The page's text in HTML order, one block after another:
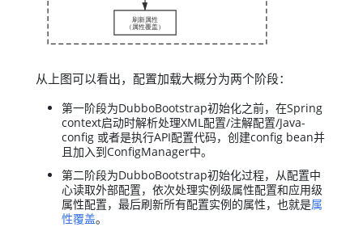
从上图可以看出，配置加载大概分为两个阶段：
第一阶段为DubboBootstrap初始化之前，在Spring
context启动时解析处理XML配置/注解配置/Java-
config 或者是执行API配置代码，创建config bean并
且加入到ConfigManager中。
第二阶段为DubboBootstrap初始化过程，从配置中
心读取外部配置，依次处理实例级属性配置和应用级
属性配置，最后刷新所有配置实例的属性，也就是属
性覆盖。